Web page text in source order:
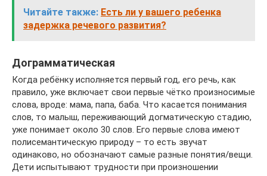
Читайте также: Есть ли у вашего ребенка
задержка речевого развития?
Дограмматическая
Когда ребёнку исполняется первый год, его речь, как
правило, уже включает свои первые чётко произносимые
слова, вроде: мама, папа, баба. Что касается понимания
слов, то малыш, переживающий догматическую стадию,
уже понимает около 30 слов. Его первые слова имеют
полисемантическую природу – то есть звучат
одинаково, но обозначают самые разные понятия/вещи.
Дети испытывают трудности при произношении